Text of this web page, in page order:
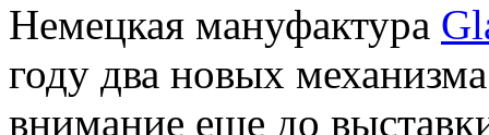
Немецкая мануфактура
году два новых
внимание еще до